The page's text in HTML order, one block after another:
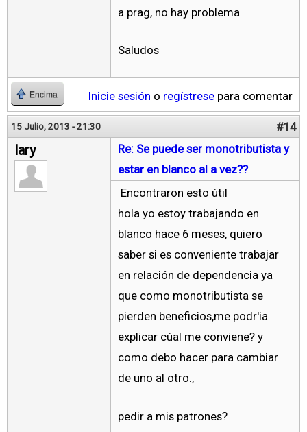
a prag, no hay problema
Saludos
Encima Inicie sesión o regístrese para comentar
15 Julio, 2013 - 21:30 #14
lary
Re: Se puede ser monotributista y
estar en blanco al a vez??
Encontraron esto útil
hola yo estoy trabajando en
blanco hace 6 meses, quiero
saber si es conveniente trabajar
en relación de dependencia ya
que como monotributista se
pierden beneficios,me podr'ia
explicar cúal me conviene? y
como debo hacer para cambiar
de uno al otro.,
pedir a mis patrones?